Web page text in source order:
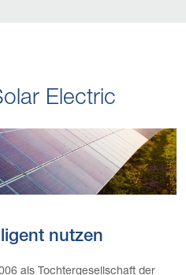
Electric
nutzen
als Tochtergesellschaft der